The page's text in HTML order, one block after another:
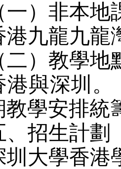
一）非本
港九龍九龍
二）教學地
港與深圳
教學安排統
、招生計劃
圳大學香港